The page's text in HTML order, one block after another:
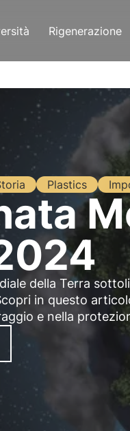
Rigenerazione
Plastics
della Terra
in questo
e nella